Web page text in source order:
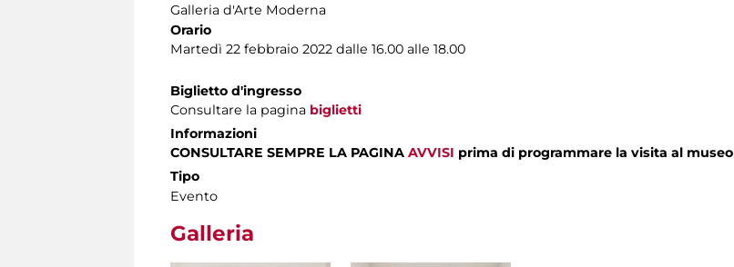
Galleria d'Arte Moderna
Orario
Martedì 22 febbraio 2022 dalle 16.00 alle 18.00
Biglietto d'ingresso
Consultare la pagina biglietti
Informazioni
CONSULTARE SEMPRE LA PAGINA AVVISI prima di programmare la visita al museo
Tipo
Evento
Galleria